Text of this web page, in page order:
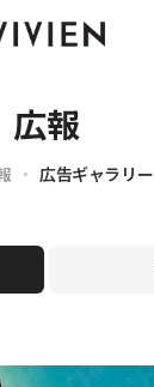
広報
広告ギャラリー